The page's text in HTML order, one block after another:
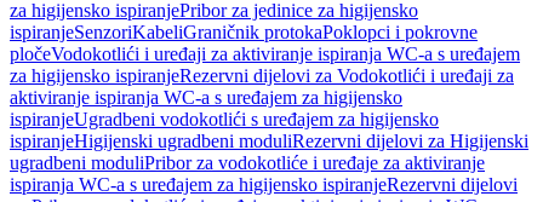
za higijensko ispiranjePribor za jedinice za higijensko
ispiranjeSenzoriKabeliGraničnik protokaPoklopci i pokrovne
pločeVodokotlići i uređaji za aktiviranje ispiranja WC-a s uređajem
za higijensko ispiranjeRezervni dijelovi za Vodokotlići i uređaji za
aktiviranje ispiranja WC-a s uređajem za higijensko
ispiranjeUgradbeni vodokotlići s uređajem za higijensko
ispiranjeHigijenski ugradbeni moduliRezervni dijelovi za Higijenski
ugradbeni moduliPribor za vodokotliće i uređaje za aktiviranje
ispiranja WC-a s uređajem za higijensko ispiranjeRezervni dijelovi